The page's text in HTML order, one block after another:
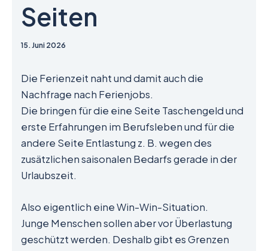
Seiten
15. Juni 2026
Die Ferienzeit naht und damit auch die
Nachfrage nach Ferienjobs.
Die bringen für die eine Seite Taschengeld und
erste Erfahrungen im Berufsleben und für die
andere Seite Entlastung z. B. wegen des
zusätzlichen saisonalen Bedarfs gerade in der
Urlaubszeit.
Also eigentlich eine Win-Win-Situation.
Junge Menschen sollen aber vor Überlastung
geschützt werden. Deshalb gibt es Grenzen